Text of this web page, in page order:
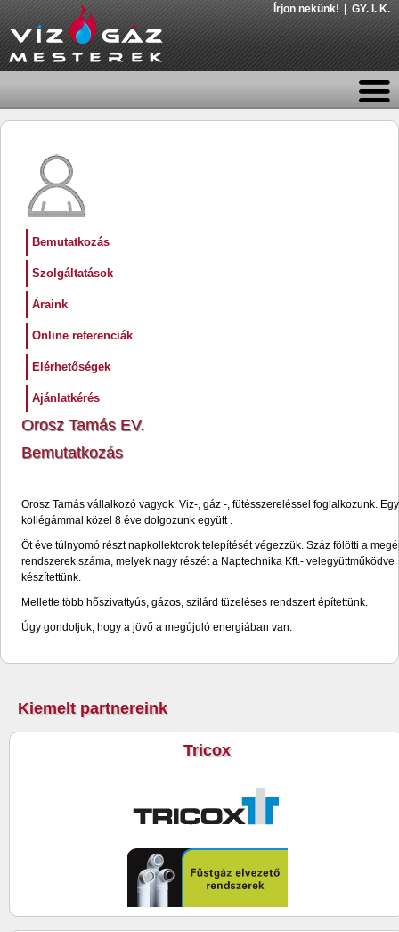
Írjon nekünk! GY. I. K.
Bemutatkozás
Szolgáltatások
Áraink
Online referenciák
Elérhetőségek
Ajánlatkérés
Orosz Tamás EV.
Bemutatkozás
Orosz Tamás vállalkozó vagyok. Viz-, gáz -, fütésszereléssel foglalkozunk. Egy
kollégámmal közel 8 éve dolgozunk együtt .
Öt éve túlnyomó részt napkollektorok telepítését végezzük. Száz fölötti a
rendszerek száma, melyek nagy részét a Naptechnika Kft.- velegyüttműködve
készítettünk.
Mellette több hőszivattyús, gázos, szilárd tüzeléses rendszert építettünk.
Úgy gondoljuk, hogy a jövő a megújuló energiában van.
Kiemelt partnereink
Tricox